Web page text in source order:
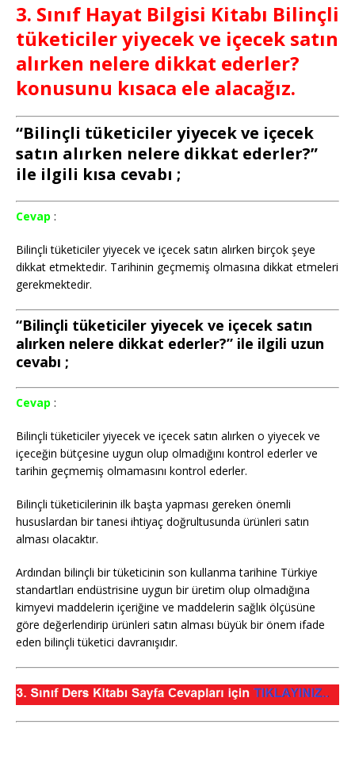
3. Sınıf Hayat Bilgisi Kitabı Bilinçli
tüketiciler yiyecek ve içecek satın
alırken nelere dikkat ederler?
konusunu kısaca ele alacağız.
“Bilinçli tüketiciler yiyecek ve içecek
satın alırken nelere dikkat ederler?”
ile ilgili kısa cevabı ;
Cevap :
Bilinçli tüketiciler yiyecek ve içecek satın alırken birçok şeye
dikkat etmektedir. Tarihinin geçmemiş olmasına dikkat etmeleri
gerekmektedir.
“Bilinçli tüketiciler yiyecek ve içecek satın
alırken nelere dikkat ederler?” ile ilgili uzun
cevabı ;
Cevap :
Bilinçli tüketiciler yiyecek ve içecek satın alırken o yiyecek ve
içeceğin bütçesine uygun olup olmadığını kontrol ederler ve
tarihin geçmemiş olmamasını kontrol ederler.
Bilinçli tüketicilerinin ilk başta yapması gereken önemli
hususlardan bir tanesi ihtiyaç doğrultusunda ürünleri satın
alması olacaktır.
Ardından bilinçli bir tüketicinin son kullanma tarihine Türkiye
standartları endüstrisine uygun bir üretim olup olmadığına
kimyevi maddelerin içeriğine ve maddelerin sağlık ölçüsüne
göre değerlendirip ürünleri satın alması büyük bir önem ifade
eden bilinçli tüketici davranışıdır.